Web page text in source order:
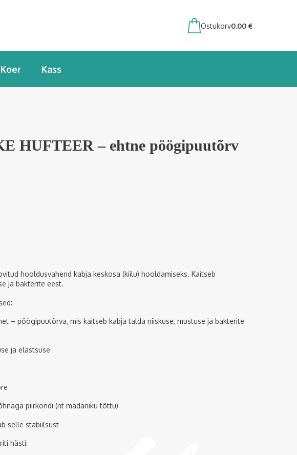
Ostukorv0.00 €
Koer Kass
HUFTEER – ehtne pöögipuutõrv
hooldusvahend kabja keskosa (kiilu) hooldamiseks. Kaitseb
ja bakterite eest.
– pöögipuutõrva, mis kaitseb kabja talda niiskuse, mustuse ja bakterite
ja elastsuse
piirkondi (nt mädaniku tõttu)
selle stabiilsust
hästi: